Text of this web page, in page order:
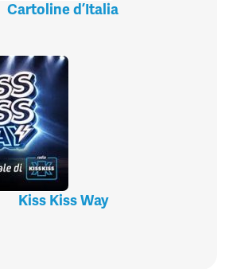
Cartoline d’Italia
Kiss Kiss Way